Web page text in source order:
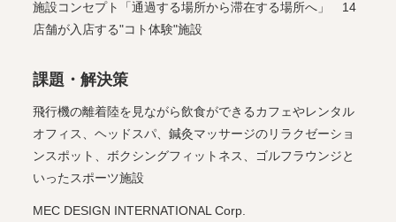
施設コンセプト「通過する場所から滞在する場所へ」 14
店舗が入店する"コト体験"施設
課題・解決策
飛行機の離着陸を見ながら飲食ができるカフェやレンタル
オフィス、ヘッドスパ、鍼灸マッサージのリラクゼーショ
ンスポット、ボクシングフィットネス、ゴルフラウンジと
いったスポーツ施設
MEC DESIGN INTERNATIONAL Corp.